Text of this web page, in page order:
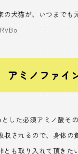
犬猫が、いつまでも
アミノファイ
した必須アミノ酸そ
されるので、身体の
も取り入れて頂きた